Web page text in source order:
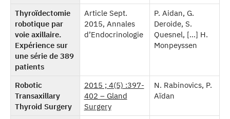
Thyroïdectomie
robotique par
voie axillaire.
Expérience sur
une série de 389
patients
Article Sept.
2015, Annales
d’Endocrinologie
P. Aidan, G.
Deroide, S.
Quesnel, […] H.
Monpeyssen
Robotic
Transaxillary
Thyroid Surgery
2015 ; 4(5) :397-
402 – Gland
Surgery
N. Rabinovics, P.
Aïdan